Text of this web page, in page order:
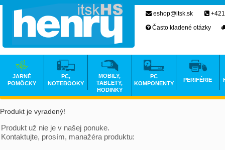
Produkt je vyradený!
Produkt už nie je v našej ponuke.
Kontaktujte, prosím, manažéra produktu:
eshop@itsk.sk
Často kladené otázky
JARNÉ
POMÔCKY
PC,
NOTEBOOKY
MOBILY,
TABLETY,
HODINKY
PC
KOMPONENTY
PERIFÉRIE